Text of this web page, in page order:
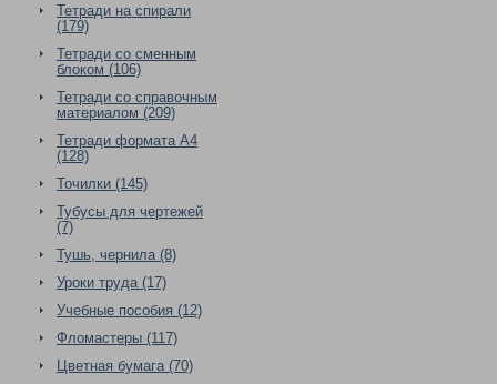
Тетради на спирали
(179)
Тетради со сменным
блоком (106)
Тетради со справочным
материалом (209)
Тетради формата А4
(128)
Точилки (145)
Тубусы для чертежей
(7)
Тушь, чернила (8)
Уроки труда (17)
Учебные пособия (12)
Фломастеры (117)
Цветная бумага (70)